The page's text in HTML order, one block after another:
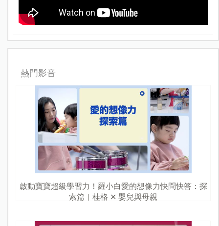
熱門影音
啟動寶寶超級學習力！羅小白愛的想像力快問快答：探
索篇｜桂格 ✕ 嬰兒與母親